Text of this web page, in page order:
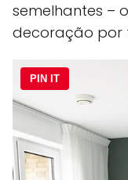
semelhantes –
decoração por
PIN IT